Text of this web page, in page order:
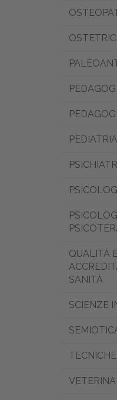
PEDIATRIA
QUALITÀ
SANITÀ
SCIENZE